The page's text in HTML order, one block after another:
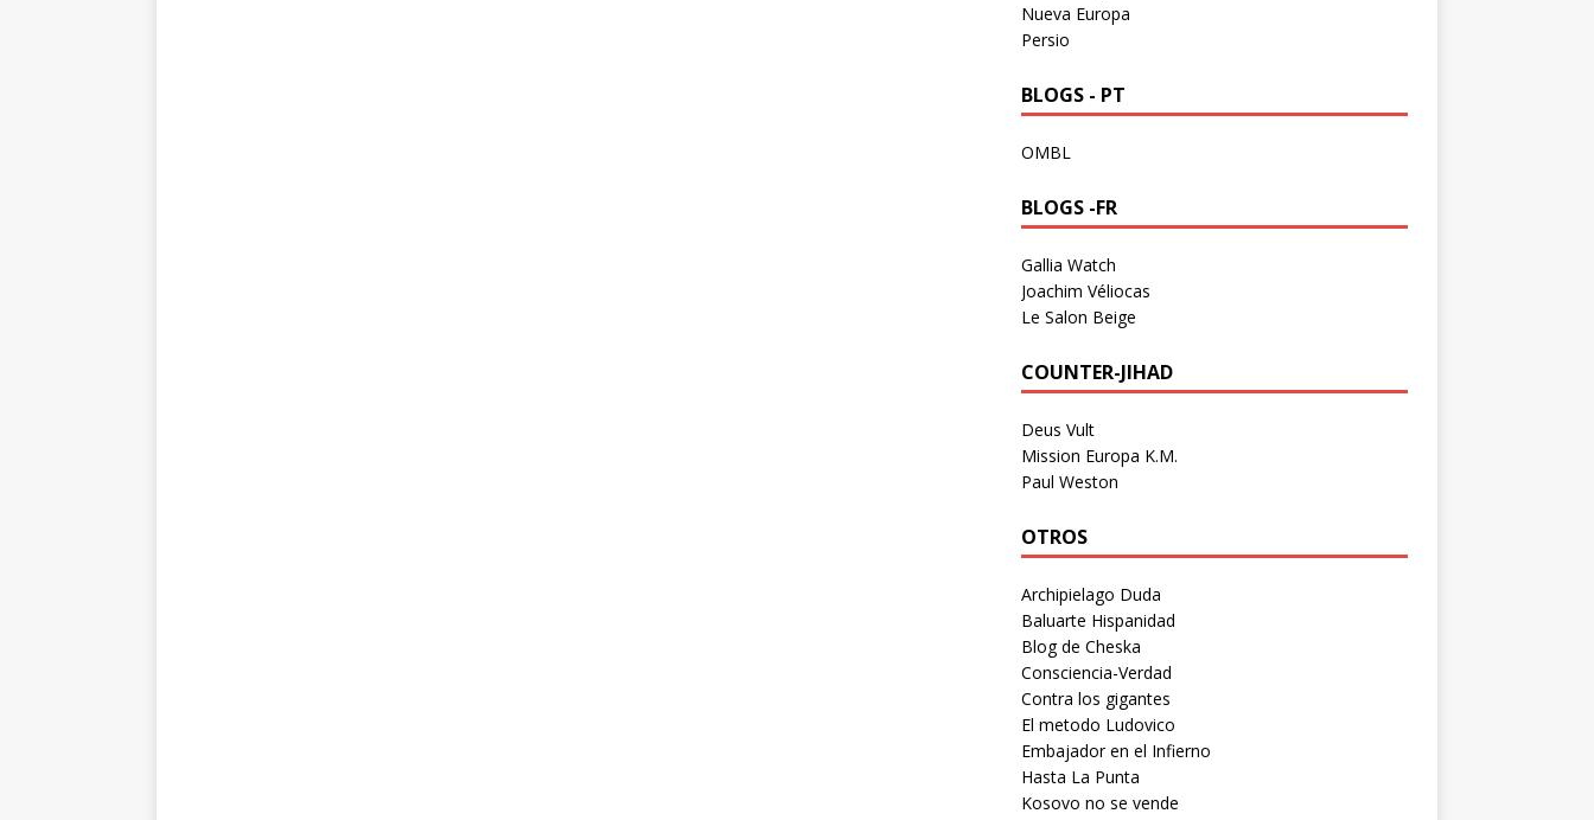
Nueva Europa
Persio
BLOGS - PT
OMBL
BLOGS -FR
Gallia Watch
Joachim Véliocas
Le Salon Beige
COUNTER-JIHAD
Deus Vult
Mission Europa K.M.
Paul Weston
OTROS
Archipielago Duda
Baluarte Hispanidad
Blog de Cheska
Consciencia-Verdad
Contra los gigantes
El metodo Ludovico
Embajador en el Infierno
Hasta La Punta
Kosovo no se vende